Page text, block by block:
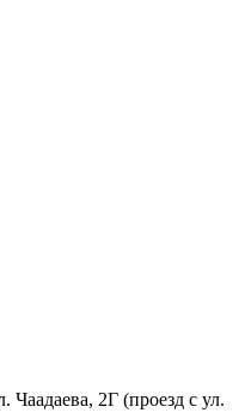
2Г (проезд с ул.